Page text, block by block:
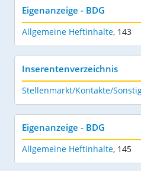
Eigenanzeige - BDG
Allgemeine Heftinhalte, 143
Inserentenverzeichnis
Stellenmarkt/Kontakte/
Eigenanzeige - BDG
Allgemeine Heftinhalte, 145